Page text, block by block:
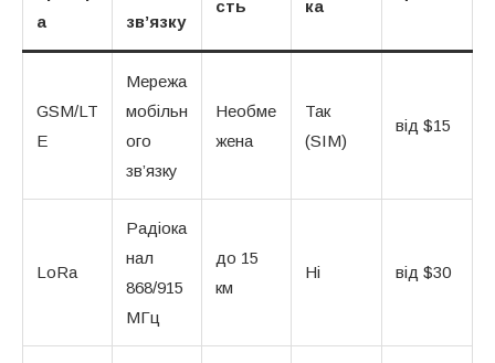
а
зв’язку
сть
ка
GSM/LT
E
Мережа
мобільн
ого
зв’язку
Необме
жена
Так
(SIM)
від $15
LoRa
Радіока
нал
868/915
МГц
до 15
км
Ні від $30